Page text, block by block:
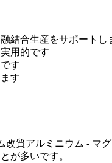
結合生産をサポートし
用的です
す
す
質アルミニウム - マ
が多いです。